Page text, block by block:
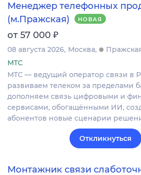
Менеджер телефонных
(м.Пражская)
НОВАЯ
от 57 000 ₽
08 августа 2026 Москва
МТС
МТС — ведущий оператор связи в
развиваем телеком за пределами
дополняем связь цифровыми и
сервисами, обогащёнными ИИ,
абонентов новые сценарии
Откликнуться
Монтажник связи